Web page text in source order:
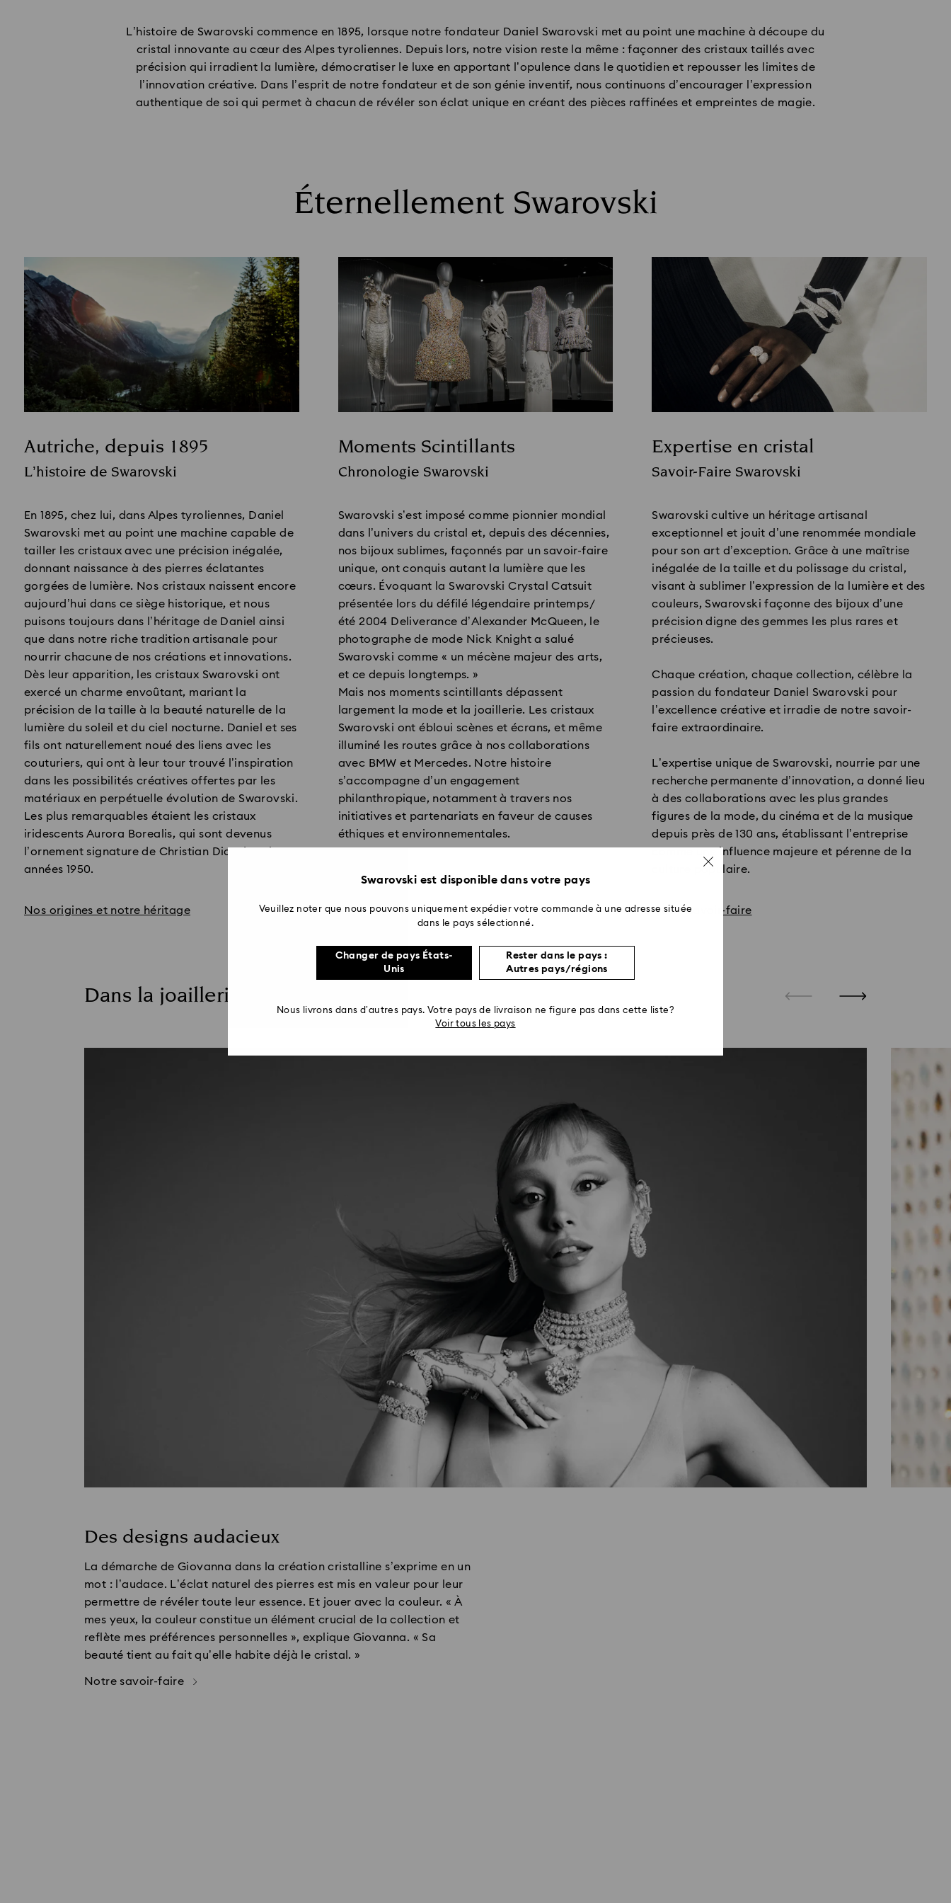
L’histoire de Swarovski commence en 1895, lorsque notre fondateur Daniel Swarovski met au point une machine à découpe du
cristal innovante au cœur des Alpes tyroliennes. Depuis lors, notre vision reste la même : façonner des cristaux taillés avec
précision qui irradient la lumière, démocratiser le luxe en apportant l’opulence dans le quotidien et repousser les limites de
l’innovation créative.​ Dans l’esprit de notre fondateur et de son génie inventif, nous continuons d’encourager l’expression
authentique de soi qui permet à chacun de révéler son éclat unique en créant des pièces raffinées et empreintes de magie.
Éternellement Swarovski
Autriche, depuis 1895
Title:
L’histoire de Swarovski
En 1895, chez lui, dans Alpes tyroliennes, Daniel
Swarovski met au point une machine capable de
tailler les cristaux avec une précision inégalée,
donnant naissance à des pierres éclatantes
gorgées de lumière. Nos cristaux naissent encore
aujourd’hui dans ce siège historique, et nous
puisons toujours dans l’héritage de Daniel ainsi
que dans notre riche tradition artisanale pour
nourrir chacune de nos créations et innovations.
Dès leur apparition, les cristaux Swarovski ont
exercé un charme envoûtant, mariant la
précision de la taille à la beauté naturelle de la
lumière du soleil et du ciel nocturne. Daniel et ses
fils ont naturellement noué des liens avec les
couturiers, qui ont à leur tour trouvé l’inspiration
dans les possibilités créatives offertes par les
matériaux en perpétuelle évolution de Swarovski.
Les plus remarquables étaient les cristaux
iridescents Aurora Borealis, qui sont devenus
l’ornement signature de Christian Dior dans les
années 1950.​
Nos origines et notre héritage
Moments Scintillants
Title:
Chronologie Swarovski
Swarovski s’est imposé comme pionnier mondial
dans l’univers du cristal et, depuis des décennies,
nos bijoux sublimes, façonnés par un savoir-faire
unique, ont conquis autant la lumière que les
cœurs. Évoquant la Swarovski Crystal Catsuit
présentée lors du défilé légendaire printemps/
été 2004 Deliverance d’Alexander McQueen, le
photographe de mode Nick Knight a salué
Swarovski comme « un mécène majeur des arts,
et ce depuis longtemps. »
Mais nos moments scintillants dépassent
largement la mode et la joaillerie. Les cristaux
Swarovski ont ébloui scènes et écrans, et même
illuminé les routes grâce à nos collaborations
avec BMW et Mercedes. Notre histoire
s’accompagne d’un engagement
philanthropique, notamment à travers nos
initiatives et partenariats en faveur de causes
éthiques et environnementales.
Nos étapes majeures
Expertise en cristal
Savoir-Faire Swarovski
Swarovski cultive un héritage artisanal
exceptionnel et jouit d’une renommée mondiale
pour son art d’exception. Grâce à une maîtrise
inégalée de la taille et du polissage du cristal,
visant à sublimer l’expression de la lumière et des
couleurs, Swarovski façonne des bijoux d’une
précision digne des gemmes les plus rares et
précieuses.
Chaque création, chaque collection, célèbre la
passion du fondateur Daniel Swarovski pour
l’excellence créative et irradie de notre savoir-
faire extraordinaire.
L’expertise unique de Swarovski, nourrie par une
recherche permanente d’innovation, a donné lieu
à des collaborations avec les plus grandes
figures de la mode, du cinéma et de la musique
depuis près de 130 ans, établissant l’entreprise
comme une influence majeure et pérenne de la
culture populaire.
Notre savoir-faire
Dans la joaillerie
Des designs audacieux
La démarche de Giovanna dans la création cristalline s’exprime en un
mot : l’audace. L’éclat naturel des pierres est mis en valeur pour leur
permettre de révéler toute leur essence. Et jouer avec la couleur. « À
mes yeux, la couleur constitue un élément crucial de la collection et
reflète mes préférences personnelles », explique Giovanna. « Sa
beauté tient au fait qu’elle habite déjà le cristal. »
Notre savoir-faire
Swarovski est disponible dans votre pays
Veuillez noter que nous pouvons uniquement expédier votre commande à une adresse située
dans le pays sélectionné.
Changer de pays États-
Unis
Rester dans le pays :
Autres pays/régions
Nous livrons dans d’autres pays. Votre pays de livraison ne figure pas dans cette liste?
Voir tous les pays